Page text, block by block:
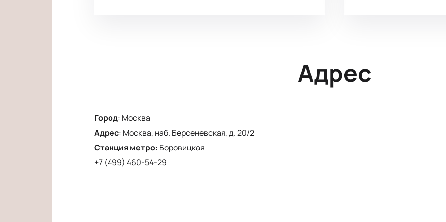
Адрес
Город: Москва
Адрес: Москва, наб. Берсеневская, д. 20/2
Станция метро: Боровицкая
+7 (499) 460-54-29